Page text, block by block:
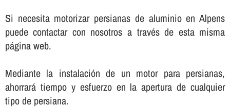
Si necesita motorizar persianas de aluminio en Alpens
puede contactar con nosotros a través de esta misma
página web.
Mediante la instalación de un motor para persianas,
ahorrará tiempo y esfuerzo en la apertura de cualquier
tipo de persiana.